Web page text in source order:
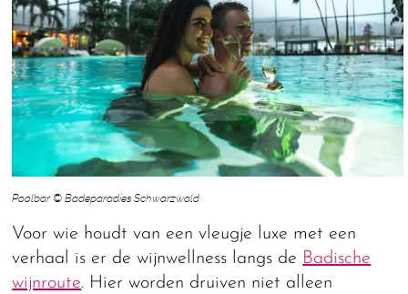
Poolbar © Badeparadies Schwarzwald
Voor wie houdt van een vleugje luxe met een
verhaal is er de wijnwellness langs de Badische
wijnroute. Hier worden druiven niet alleen